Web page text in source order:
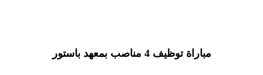
مباراة توظيف 4 مناصب بمعهد باستور